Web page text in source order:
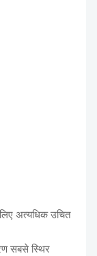
अत्यधिक उचित
सबसे स्थिर